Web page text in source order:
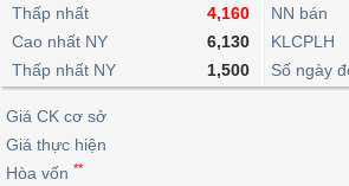
lỗ
dịch
nội
Niên
Định
giá
ngoài
dịch
Chứng
quyền
quan
Thống
giao
dịch
Tin
tức
Phân
tích
kỹ
thuật
Vĩ
mô
lai
Chứng
quyền
Trái
phiếu
IR
Awards
Thấp nhất
4,160
Cao nhất NY
6,130
Thấp nhất NY
1,500
NN bán
KLCPLH
Số ngày
Giá CK cơ sở
Giá thực hiện
Hòa vốn **
BẤT
ĐỘNG
SẢN
TÀI